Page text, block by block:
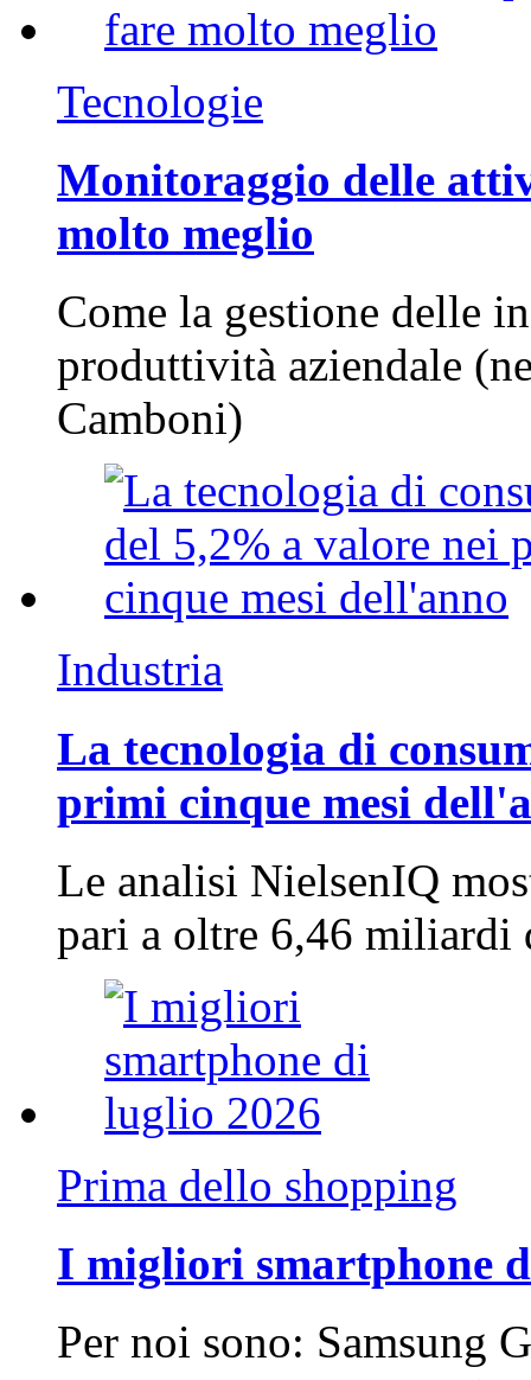
Tecnologie
Monitoraggio delle
molto meglio
Come la gestione delle
produttività aziendale
Camboni)
Industria
La tecnologia di
primi cinque mesi
Le analisi NielsenIQ
pari a oltre 6,46
Prima dello shopping
I migliori smartphone
Per noi sono: Samsung